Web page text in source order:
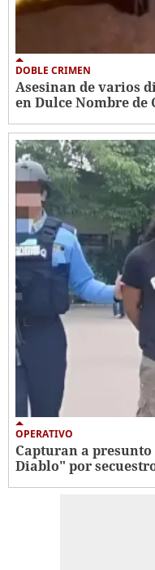
DOBLE CRIMEN
Asesinan de varios
en Dulce Nombre
OPERATIVO
Capturan a
Diablo" por